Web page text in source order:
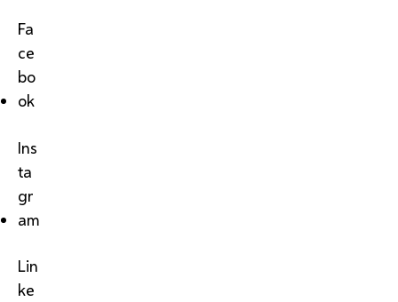
Fa
ce
bo
ok
Ins
ta
gr
am
Lin
ke